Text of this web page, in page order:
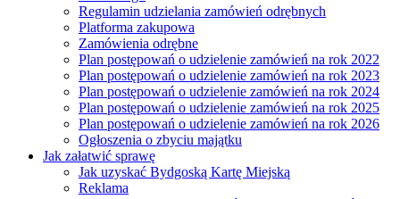
Regulamin udzielania zamówień odrębnych
Platforma zakupowa
Zamówienia odrębne
Plan postępowań o udzielenie zamówień na rok 2022
Plan postępowań o udzielenie zamówień na rok 2023
Plan postępowań o udzielenie zamówień na rok 2024
Plan postępowań o udzielenie zamówień na rok 2025
Plan postępowań o udzielenie zamówień na rok 2026
Ogłoszenia o zbyciu majątku
Jak załatwić sprawę
Jak uzyskać Bydgoską Kartę Miejską
Reklama